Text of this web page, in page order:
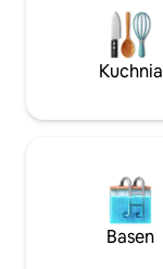
wzgórza, a
tworzy
gwiaździste
hydromasażem i
Kuchnia
Basen